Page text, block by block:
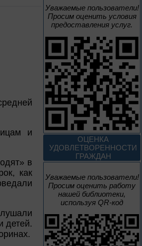
и
в
как
детей.
Уважаемые пользователи!
Просим оценить условия
предоставления услуг.
ОЦЕНКА
УДОВЛЕТВОРЕННОСТИ
ГРАЖДАН
Уважаемые пользователи!
Просим оценить работу
нашей библиотеки,
используя QR-код
Цикл выставок литературы
До конца года
Мастера кисти:
галерея талантов
Цикл выставок литературы
До конца года
Творец и муза
Цикл выставок литературы
4 – 14 августа
В борьбе против
вместе
Великая Победа народов
многонациональной страны